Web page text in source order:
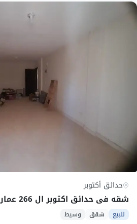
حدائق أكتوبر
شقه في حدائق اكتوبر ال 266 عماره 90 متر متبيضه جديد
للبيع شقق وسيط